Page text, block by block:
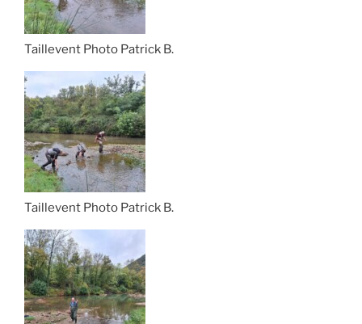
Taillevent Photo Patrick B.
Taillevent Photo Patrick B.